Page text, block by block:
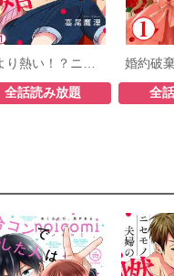
全話読み放題 全